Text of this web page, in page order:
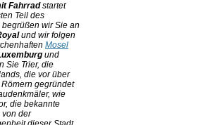
Fahrradstartet
Teil des
wir Sie an
und wir folgen
Mosel
und
Sie Trier, die
die vor über
gegründet
wie
die bekannte
von der